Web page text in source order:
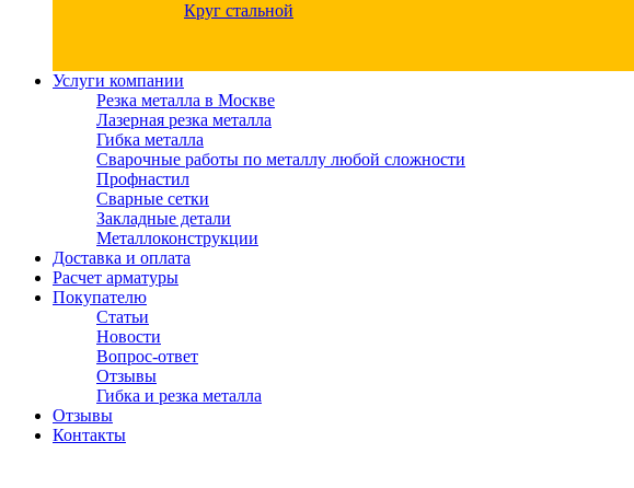
Круг стальной
Услуги компании
Резка металла в Москве
Лазерная резка металла
Гибка металла
Сварочные работы по металлу любой сложности
Профнастил
Сварные сетки
Закладные детали
Металлоконструкции
Доставка и оплата
Расчет арматуры
Покупателю
Статьи
Новости
Вопрос-ответ
Отзывы
Гибка и резка металла
Отзывы
Контакты